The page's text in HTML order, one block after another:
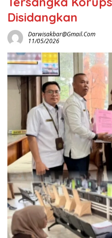
Disidangkan
Darwisakbar@gmail.com
11/05/2026